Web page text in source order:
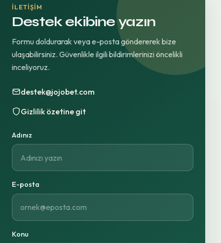
İLETIŞIM
Destek ekibine yazın
Formu doldurarak veya e-posta göndererek bize
ulaşabilirsiniz. Güvenlikle ilgili bildirimlerinizi öncelikli
inceliyoruz.
destek@jojobet.com
Gizlilik özetine git
Adınız
E-posta
Konu